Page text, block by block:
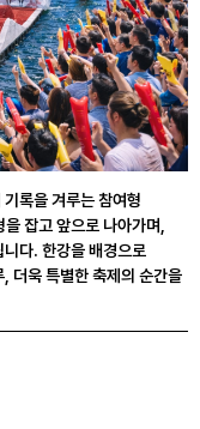
록을 겨루는 참여형
잡고 앞으로 나아가며,
다. 한강을 배경으로
더욱 특별한 축제의 순간을